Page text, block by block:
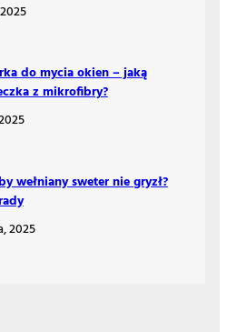
do mycia okien – jaką
z mikrofibry?
wełniany sweter nie gryzł?
2025